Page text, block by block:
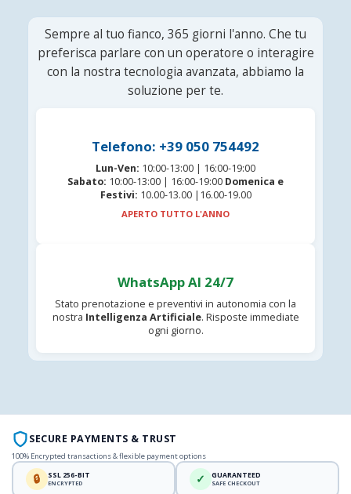
Sempre al tuo fianco, 365 giorni l'anno. Che tu
preferisca parlare con un operatore o interagire
con la nostra tecnologia avanzata, abbiamo la
soluzione per te.
Telefono: +39 050 754492
Lun-Ven: 10:00-13:00 | 16:00-19:00
Sabato: 10:00-13:00 | 16:00-19:00 Domenica e
Festivi: 10.00-13.00 |16.00-19.00
APERTO TUTTO L'ANNO
WhatsApp AI 24/7
Stato prenotazione e preventivi in autonomia con la
nostra Intelligenza Artificiale. Risposte immediate
ogni giorno.
SECURE PAYMENTS & TRUST
100% Encrypted transactions & flexible payment options
🔒 SSL 256-BIT
ENCRYPTED ✓ GUARANTEED
SAFE CHECKOUT